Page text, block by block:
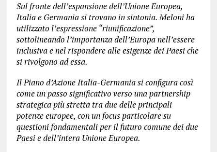
Sul fronte dell’espansione dell’Unione Europea,
Italia e Germania si trovano in sintonia. Meloni ha
utilizzato l’espressione “riunificazione”,
sottolineando l’importanza dell’Europa nell’essere
inclusiva e nel rispondere alle esigenze dei Paesi che
si rivolgono ad essa.
Il Piano d’Azione Italia-Germania si configura così
come un passo significativo verso una partnership
strategica più stretta tra due delle principali
potenze europee, con un focus particolare su
questioni fondamentali per il futuro comune dei due
Paesi e dell’intera Unione Europea.